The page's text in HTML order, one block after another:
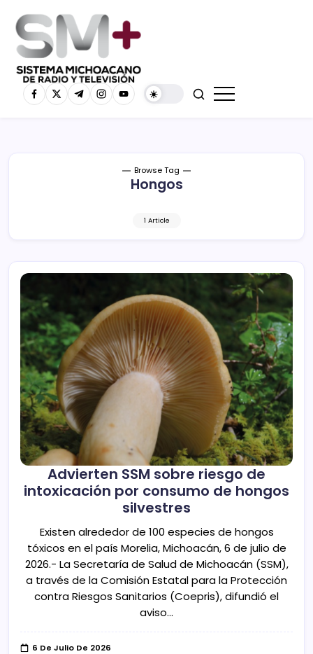
Browse Tag
Hongos
1 Article
Advierten SSM sobre riesgo de
intoxicación por consumo de hongos
silvestres
Existen alrededor de 100 especies de hongos
tóxicos en el país Morelia, Michoacán, 6 de julio de
2026.- La Secretaría de Salud de Michoacán (SSM),
a través de la Comisión Estatal para la Protección
contra Riesgos Sanitarios (Coepris), difundió el
aviso…
6 De Julio De 2026